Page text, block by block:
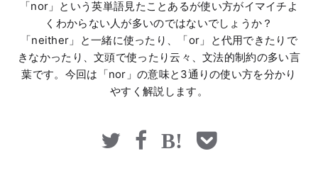
「nor」という英単語見たことあるが使い方がイマイチよ
くわからない人が多いのではないでしょうか？
「neither」と一緒に使ったり、「or」と代用できたりで
きなかったり、文頭で使ったり云々、文法的制約の多い言
葉です。今回は「nor」の意味と3通りの使い方を分かり
やすく解説します。